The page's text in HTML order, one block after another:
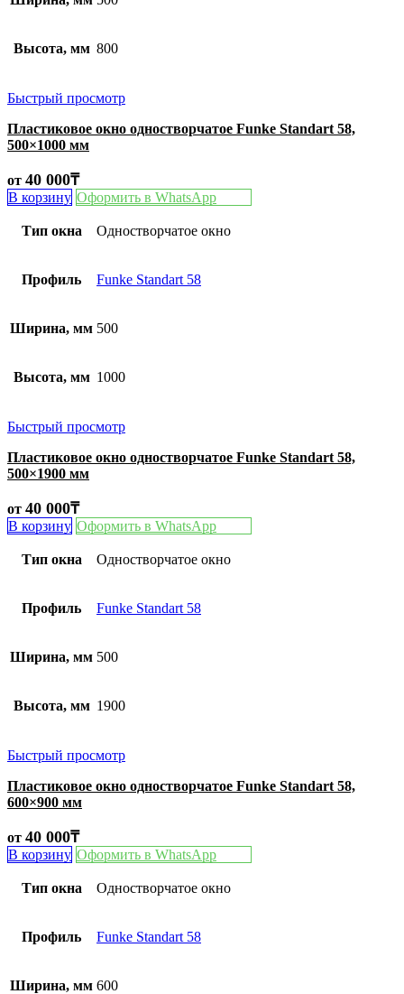
Высота, мм 800
Быстрый просмотр
Пластиковое окно одностворчатое Funke Standart 58,
500×1000 мм
от 40 000₸
В корзину Оформить в WhatsApp
Тип окна Одностворчатое окно
Профиль Funke Standart 58
Ширина, мм 500
Высота, мм 1000
Быстрый просмотр
Пластиковое окно одностворчатое Funke Standart 58,
500×1900 мм
от 40 000₸
В корзину Оформить в WhatsApp
Тип окна Одностворчатое окно
Профиль Funke Standart 58
Ширина, мм 500
Высота, мм 1900
Быстрый просмотр
Пластиковое окно одностворчатое Funke Standart 58,
600×900 мм
от 40 000₸
В корзину Оформить в WhatsApp
Тип окна Одностворчатое окно
Профиль Funke Standart 58
Ширина, мм 600